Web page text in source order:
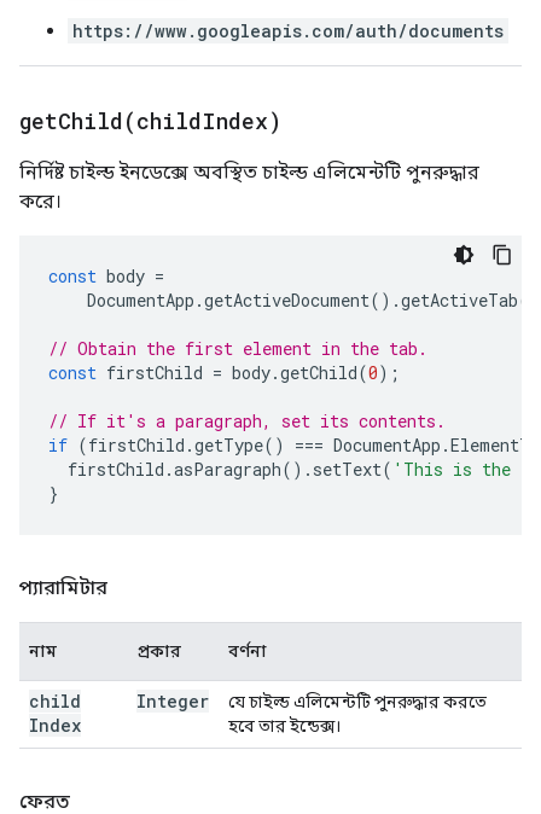
https://www.googleapis.com/auth/documents
getChild(childIndex)
নির্দিষ্ট চাইল্ড ইনডেক্সে অবস্থিত চাইল্ড এলিমেন্টটি পুনরুদ্ধার
করে।
const body =
DocumentApp .getActiveDocument().getActiveTab
// Obtain the first element in the tab.
const firstChild = body.getChild(0);
// If it's a paragraph, set its contents.
if (firstChild .getType() === DocumentApp .
firstChild .asParagraph(). setText( 'This is the
}
প্যারামিটার
নাম প্রকার বর্ণনা
child
Index
Integer
যে চাইল্ড এলিমেন্টটি পুনরুদ্ধার করতে
হবে তার ইন্ডেক্স।
ফেরত